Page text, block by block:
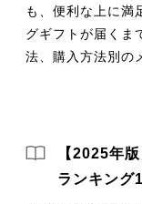
も、便利な上に満
グギフトが届くま
法、購入方法別の
【2025年
ランキング